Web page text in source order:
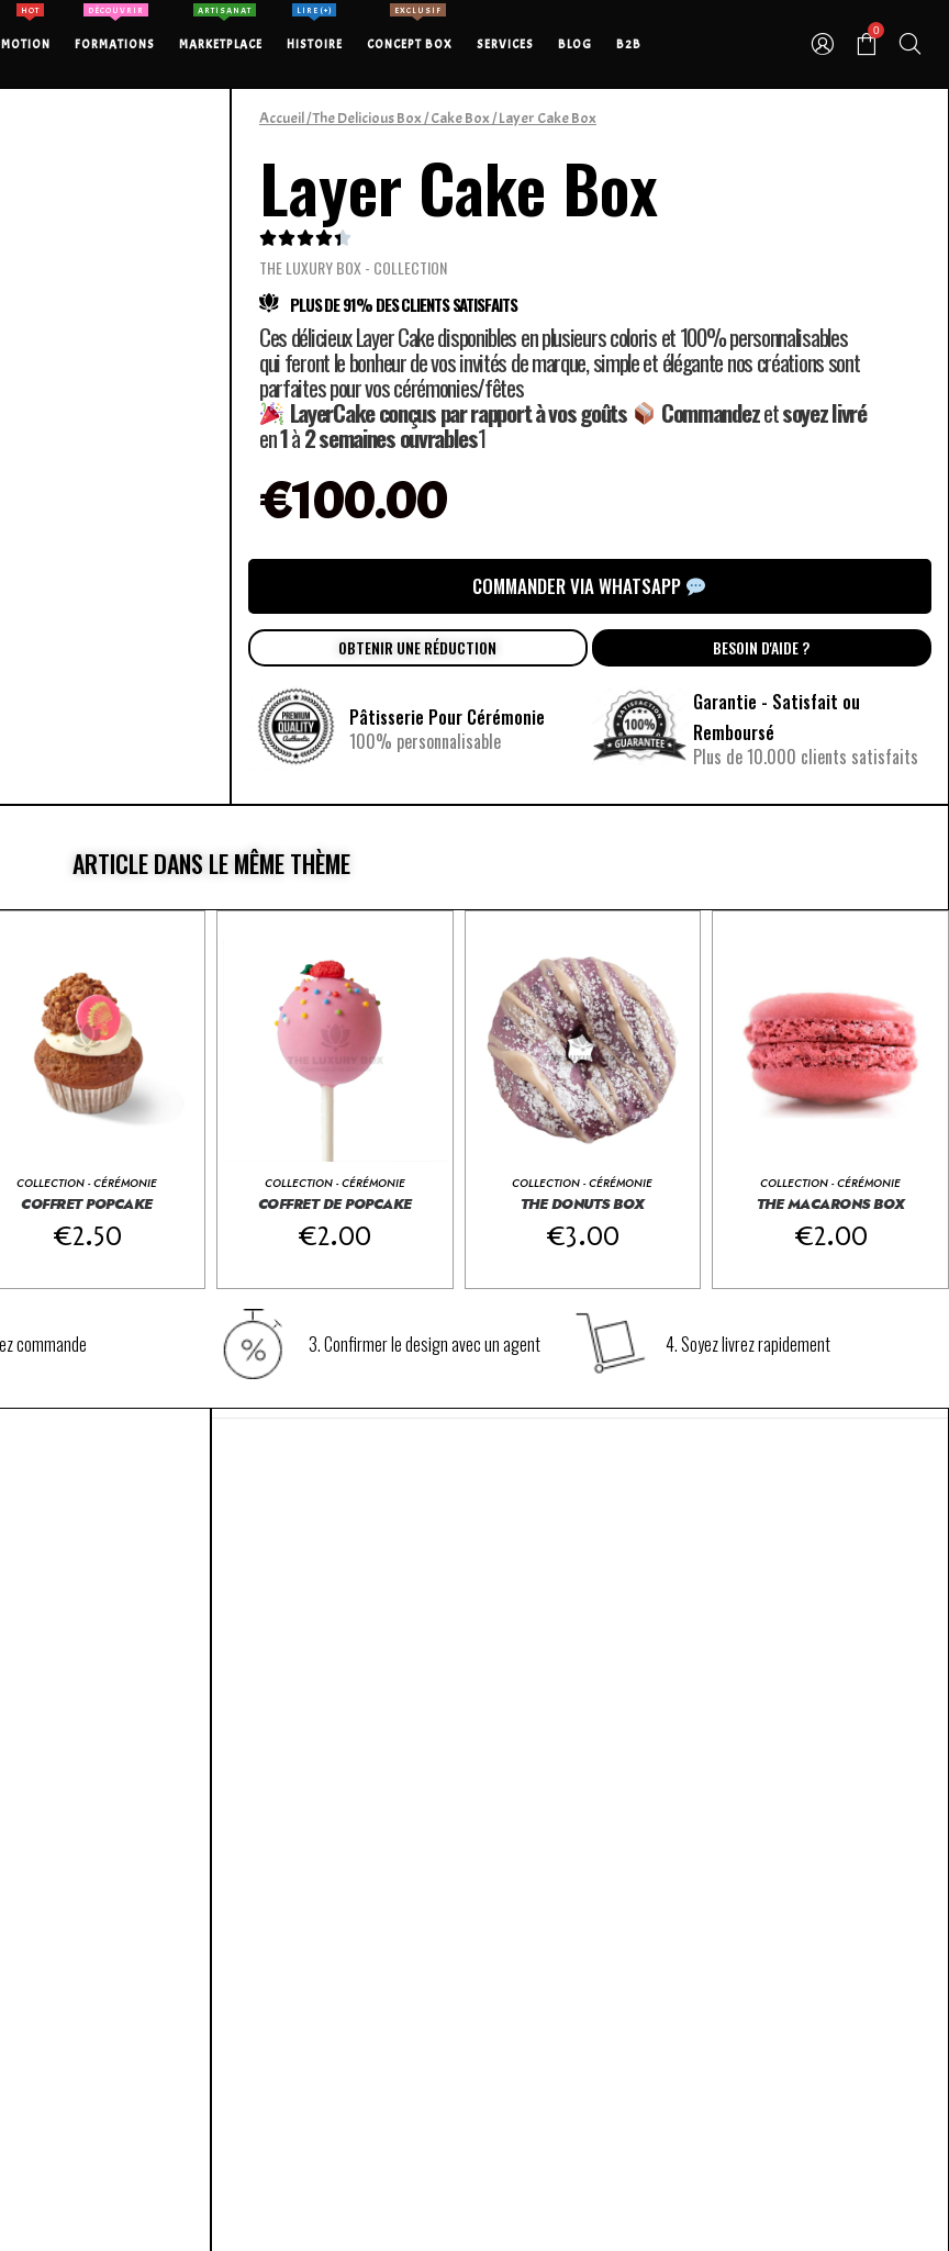
HOT
FORMATIONS
DÉCOUVRIR
MARKETPLACE
ARTISANAT
HISTOIRE
LIRE (+)
CONCEPT BOX
EXCLUSIF
SERVICES BLOG B2B
0
Accueil/The Delicious Box/Cake Box/ Layer Cake Box
Layer Cake Box

THE LUXURY BOX - COLLECTION
PLUS DE 91% DES CLIENTS SATISFAITS
Ces délicieux Layer Cake disponibles en plusieurs coloris et 100% personnalisables
qui feront le bonheur de vos invités de marque, simple et élégante nos créations sont
parfaites pour vos cérémonies/fêtes
LayerCake conçus par rapport à vos goûts Commandezetsoyezlivré
en1à2 semaines ouvrables1
€100.00
COMMANDER VIA WHATSAPP
OBTENIR UNE RÉDUCTION BESOIN D'AIDE ?
Pâtisserie Pour Cérémonie
100% personnalisable
Garantie - Satisfait ou
Remboursé
Plus de 10.000 clients satisfaits
ARTICLE DANS LE MÊME THÈME
COLLECTION - CÉRÉMONIE
COFFRET POPCAKE
€2.50
COLLECTION - CÉRÉMONIE
COFFRET DE POPCAKE
€2.00
COLLECTION - CÉRÉMONIE
THE DONUTS BOX
€3.00
COLLECTION - CÉRÉMONIE
THE MACARONS BOX
€2.00
AJOUTEZ AU PANIER
€ AJOUTEZ AU PANIER
commande 3. Confirmer le design avec un agent 4. Soyez livrez rapidement